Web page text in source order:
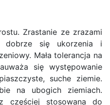
Zrastanie ze zrazami
się ukorzenia i
Mała tolerancja na
się występowanie
suche ziemie.
na ubogich ziemiach.
częściej stosowana do